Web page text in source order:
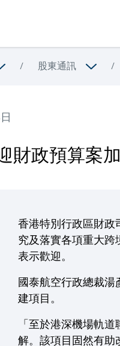
/ 股東通訊 /
財政預算案
香港特別行政區財政
究及落實各項重大跨
表示歡迎。
國泰航空行政總裁
建項目。
「至於港深機場軌
解。該項目固然有助